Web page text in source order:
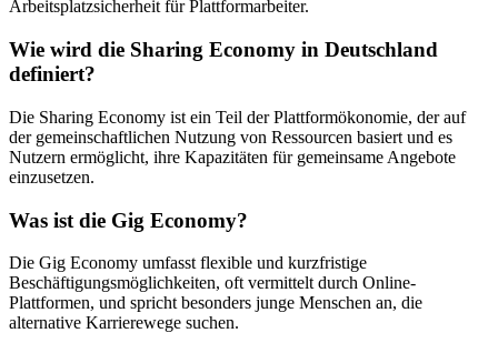
Arbeitsplatzsicherheit für Plattformarbeiter.
Wie wird die Sharing Economy in Deutschland
definiert?
Die Sharing Economy ist ein Teil der Plattformökonomie, der auf
der gemeinschaftlichen Nutzung von Ressourcen basiert und es
Nutzern ermöglicht, ihre Kapazitäten für gemeinsame Angebote
einzusetzen.
Was ist die Gig Economy?
Die Gig Economy umfasst flexible und kurzfristige
Beschäftigungsmöglichkeiten, oft vermittelt durch Online-
Plattformen, und spricht besonders junge Menschen an, die
alternative Karrierewege suchen.